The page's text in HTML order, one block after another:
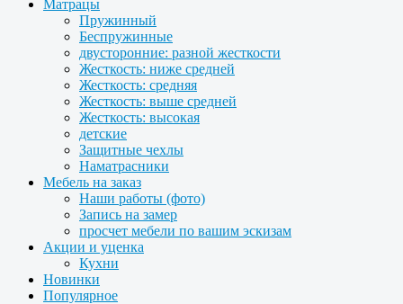
Матрацы
Пружинный
Беспружинные
двусторонние: разной жесткости
Жесткость: ниже средней
Жесткость: средняя
Жесткость: выше средней
Жесткость: высокая
детские
Защитные чехлы
Наматрасники
Мебель на заказ
Наши работы (фото)
Запись на замер
просчет мебели по вашим эскизам
Акции и уценка
Кухни
Новинки
Популярное